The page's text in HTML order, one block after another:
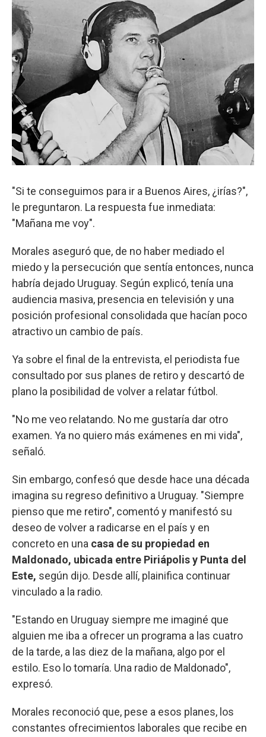
"Si te conseguimos para ir a Buenos Aires, ¿irías?",
le preguntaron. La respuesta fue inmediata:
"Mañana me voy".
Morales aseguró que, de no haber mediado el
miedo y la persecución que sentía entonces, nunca
habría dejado Uruguay. Según explicó, tenía una
audiencia masiva, presencia en televisión y una
posición profesional consolidada que hacían poco
atractivo un cambio de país.
Ya sobre el final de la entrevista, el periodista fue
consultado por sus planes de retiro y descartó de
plano la posibilidad de volver a relatar fútbol.
"No me veo relatando. No me gustaría dar otro
examen. Ya no quiero más exámenes en mi vida",
señaló.
Sin embargo, confesó que desde hace una década
imagina su regreso definitivo a Uruguay. "Siempre
pienso que me retiro", comentó y manifestó su
deseo de volver a radicarse en el país y en
concreto en una casa de su propiedad en
Maldonado, ubicada entre Piriápolis y Punta del
Este, según dijo. Desde allí, plainifica continuar
vinculado a la radio.
"Estando en Uruguay siempre me imaginé que
alguien me iba a ofrecer un programa a las cuatro
de la tarde, a las diez de la mañana, algo por el
estilo. Eso lo tomaría. Una radio de Maldonado",
expresó.
Morales reconoció que, pese a esos planes, los
constantes ofrecimientos laborales que recibe en